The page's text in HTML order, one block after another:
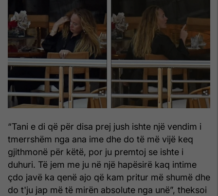
“Tani e di që për disa prej jush ishte një vendim i
tmerrshëm nga ana ime dhe do të më vijë keq
gjithmonë për këtë, por ju premtoj se ishte i
duhuri. Të jem me ju në një hapësirë kaq intime
çdo javë ka qenë ajo që kam pritur më shumë dhe
do t'ju jap më të mirën absolute nga unë”, theksoi